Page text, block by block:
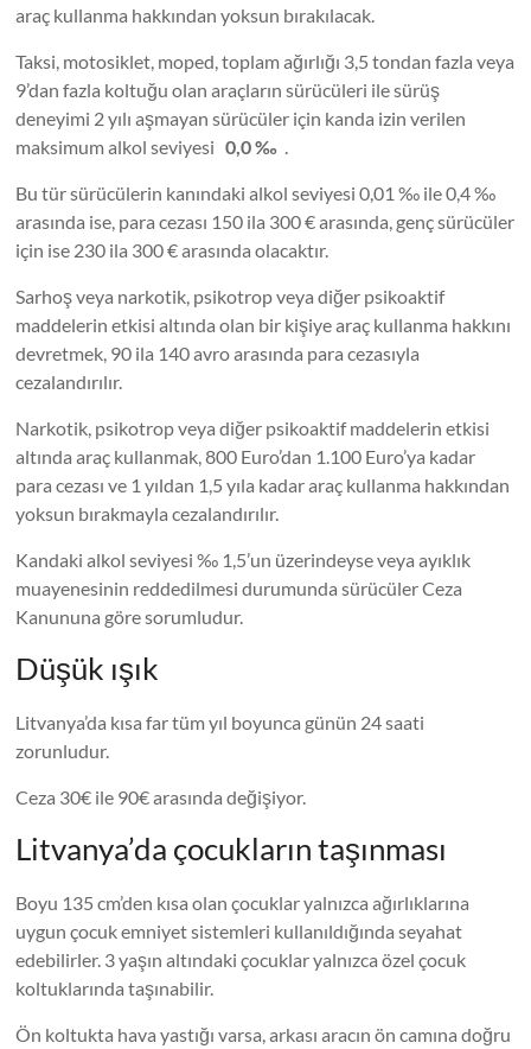
araç kullanma hakkından yoksun bırakılacak.
Taksi, motosiklet, moped, toplam ağırlığı 3,5 tondan fazla veya
9’dan fazla koltuğu olan araçların sürücüleri ile sürüş
deneyimi 2 yılı aşmayan sürücüler için kanda izin verilen
maksimum alkol seviyesi0,0 ‰
Bu tür sürücülerin kanındaki alkol seviyesi 0,01 ‰ ile 0,4 ‰
arasında ise, para cezası 150 ila 300 € arasında, genç sürücüler
için ise 230 ila 300 € arasında olacaktır.
Sarhoş veya narkotik, psikotrop veya diğer psikoaktif
maddelerin etkisi altında olan bir kişiye araç kullanma hakkını
devretmek, 90 ila 140 avro arasında para cezasıyla
cezalandırılır.
Narkotik, psikotrop veya diğer psikoaktif maddelerin etkisi
altında araç kullanmak, 800 Euro’dan 1.100 Euro’ya kadar
para cezası ve 1 yıldan 1,5 yıla kadar araç kullanma hakkından
yoksun bırakmayla cezalandırılır.
Kandaki alkol seviyesi ‰ 1,5’un üzerindeyse veya ayıklık
muayenesinin reddedilmesi durumunda sürücüler Ceza
Kanununa göre sorumludur.
Düşük ışık
Litvanya’da kısa far tüm yıl boyunca günün 24 saati
zorunludur.
Ceza 30€ ile 90€ arasında değişiyor.
Litvanya’da çocukların taşınması
Boyu 135 cm’den kısa olan çocuklar yalnızca ağırlıklarına
uygun çocuk emniyet sistemleri kullanıldığında seyahat
edebilirler. 3 yaşın altındaki çocuklar yalnızca özel çocuk
koltuklarında taşınabilir.
Ön koltukta hava yastığı varsa, arkası aracın ön camına doğru